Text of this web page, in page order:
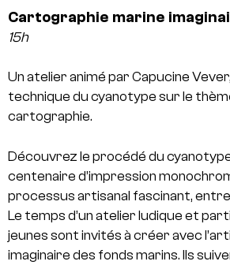
Cartographie marine
15h
Un atelier animé par Capucine
technique du cyanotype sur le
cartographie.
Découvrez le procédé du
centenaire d’impression
processus artisanal fascinant,
Le temps d’un atelier ludique et
jeunes sont invités à créer avec
imaginaire des fonds marins. Ils